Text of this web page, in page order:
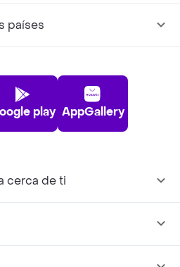
países
play AppGallery
cerca de ti